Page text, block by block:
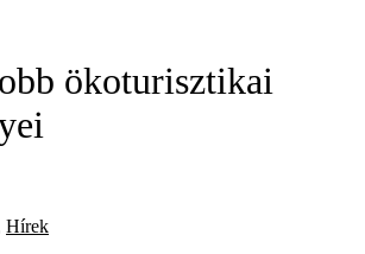
ökoturisztikai
Hírek